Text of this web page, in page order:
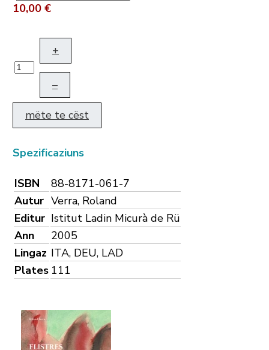
10,00 €
+
–
mëte te cëst
Spezificaziuns
ISBN
88-8171-061-7
Autur Verra, Roland
Editur Istitut Ladin Micurà de Rü
Ann
2005
Lingaz ITA, DEU, LAD
Plates 111